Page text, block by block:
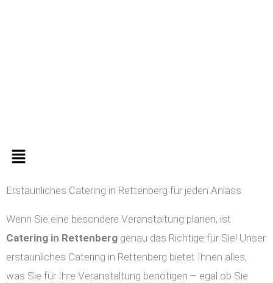
Menü
Erstaunliches Catering in Rettenberg für jeden Anlass
Wenn Sie eine besondere Veranstaltung planen, ist
Catering in Rettenberg genau das Richtige für Sie! Unser
erstaunliches Catering in Rettenberg bietet Ihnen alles,
was Sie für Ihre Veranstaltung benötigen – egal ob Sie